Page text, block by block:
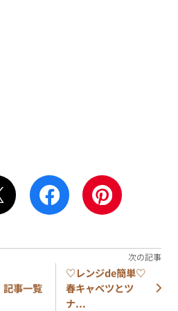
記事一覧
♡レンジde簡単♡
春キャベツとツ
ナ...